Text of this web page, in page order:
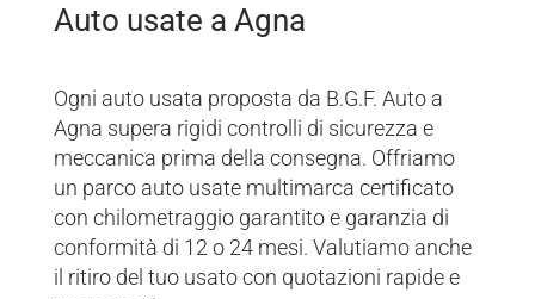
Auto usate a Agna
Ogni auto usata proposta da B.G.F. Auto a
Agna supera rigidi controlli di sicurezza e
meccanica prima della consegna. Offriamo
un parco auto usate multimarca certificato
con chilometraggio garantito e garanzia di
conformità di 12 o 24 mesi. Valutiamo anche
il ritiro del tuo usato con quotazioni rapide e